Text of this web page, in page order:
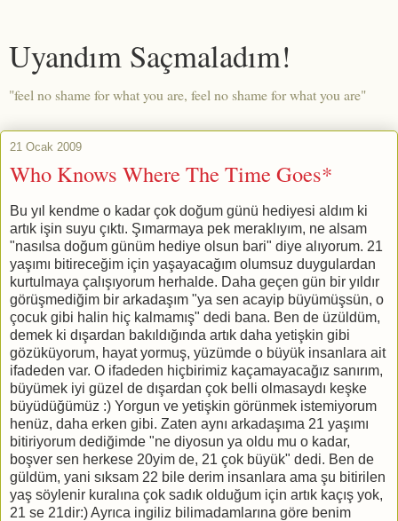
Uyandım Saçmaladım!
"feel no shame for what you are, feel no shame for what you are"
21 Ocak 2009
Who Knows Where The Time Goes*
Bu yıl kendme o kadar çok doğum günü hediyesi aldım ki
artık işin suyu çıktı. Şımarmaya pek meraklıyım, ne alsam
"nasılsa doğum günüm hediye olsun bari" diye alıyorum. 21
yaşımı bitireceğim için yaşayacağım olumsuz duygulardan
kurtulmaya çalışıyorum herhalde. Daha geçen gün bir yıldır
görüşmediğim bir arkadaşım "ya sen acayip büyümüşsün, o
çocuk gibi halin hiç kalmamış" dedi bana. Ben de üzüldüm,
demek ki dışardan bakıldığında artık daha yetişkin gibi
gözüküyorum, hayat yormuş, yüzümde o büyük insanlara ait
ifadeden var. O ifadeden hiçbirimiz kaçamayacağız sanırım,
büyümek iyi güzel de dışardan çok belli olmasaydı keşke
büyüdüğümüz :) Yorgun ve yetişkin görünmek istemiyorum
henüz, daha erken gibi. Zaten aynı arkadaşıma 21 yaşımı
bitiriyorum dediğimde "ne diyosun ya oldu mu o kadar,
boşver sen herkese 20yim de, 21 çok büyük" dedi. Ben de
güldüm, yani sıksam 22 bile derim insanlara ama şu bitirilen
yaş söylenir kuralına çok sadık olduğum için artık kaçış yok,
21 se 21dir:) Ayrıca ingiliz bilimadamlarına göre benim